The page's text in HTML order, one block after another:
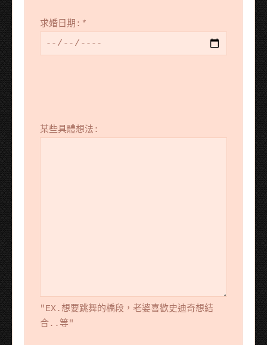
求婚日期: *
某些具體想法:
"EX.想要跳舞的橋段，老婆喜歡史迪奇想結
合..等"